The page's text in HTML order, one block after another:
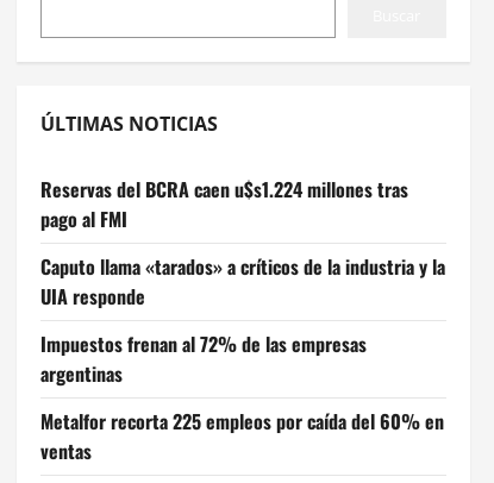
ÚLTIMAS NOTICIAS
Reservas del BCRA caen u$s1.224 millones tras
pago al FMI
Caputo llama «tarados» a críticos de la industria y la
UIA responde
Impuestos frenan al 72% de las empresas
argentinas
Metalfor recorta 225 empleos por caída del 60% en
ventas